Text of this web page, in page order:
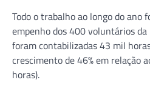
Todo o trabalho ao longo do ano
empenho dos 400 voluntários
foram contabilizadas 43 mil
crescimento de 46% em relação
horas).